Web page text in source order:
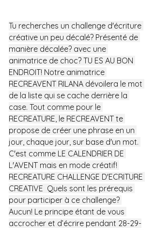
Tu recherches un challenge d'écriture
créative un peu décalé? Présenté de
manière décalée? avec une
animatrice de choc? TU ES AU BON
ENDROIT! Notre animatrice
RECREAVENT RILANA dévoilera le mot
de la liste qui se cache derrière la
case. Tout comme pour le
RECREATURE, le RECREAVENT te
propose de créer une phrase en un
jour, chaque jour, sur base d'un mot.
C'est comme LE CALENDRIER DE
L'AVENT mais en mode créatif!
RECREATURE CHALLENGE D'ECRITURE
CREATIVE  Quels sont les prérequis
pour participer à ce challenge?
Aucun! Le principe étant de vous
accrocher et d’écrire pendant 28-29-